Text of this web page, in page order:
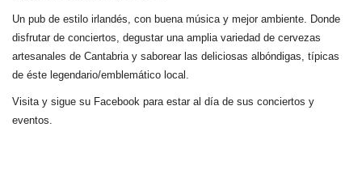
Un pub de estilo irlandés, con buena música y mejor ambiente. Donde
disfrutar de conciertos, degustar una amplia variedad de cervezas
artesanales de Cantabria y saborear las deliciosas albóndigas, típicas
de éste legendario/emblemático local.
Visita y sigue su Facebook para estar al día de sus conciertos y
eventos.